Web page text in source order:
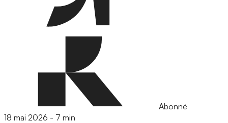
Abonné
18 mai 2026 - 7 min